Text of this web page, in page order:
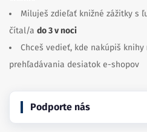
Miluješ zdieľať knižné zážitky s
čítal/a do 3 v noci
Chceš vedieť, kde nakúpiš knihy
prehľadávania desiatok e-shopov
Podporte nás